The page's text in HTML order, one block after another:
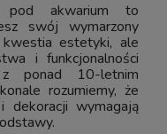
pod akwarium to
swój wymarzony
estetyki, ale
i funkcjonalności
ponad 10-letnim
rozumiemy, że
dekoracji wymagają